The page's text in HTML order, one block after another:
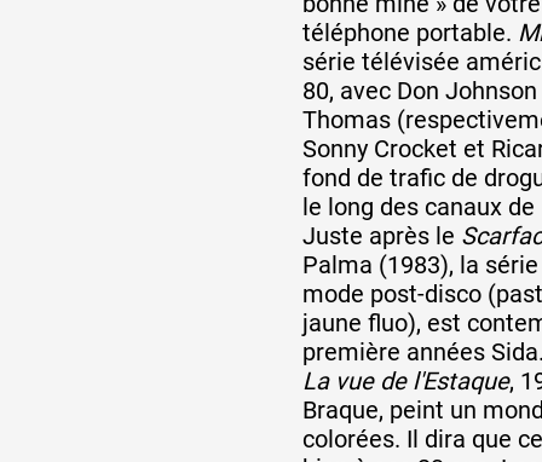
téléphone portable.
série télévisée
80, avec Don
Thomas
Sonny Crocket et
fond de trafic de
le long des canaux
Juste après le
Palma (1983), la
mode post-disco
jaune fluo), est
première années
La vue de l'Estaque,
Braque, peint un
colorées. Il dira que